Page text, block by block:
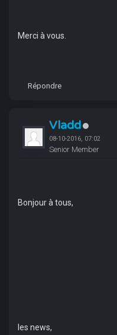
Merci à vous.
Répondre
Vladd
08-10-2016, 07:02
Senior Member
Bonjour à tous,
les news,